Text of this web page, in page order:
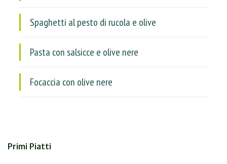
Spaghetti al pesto di rucola e olive
Pasta con salsicce e olive nere
Focaccia con olive nere
Primi Piatti